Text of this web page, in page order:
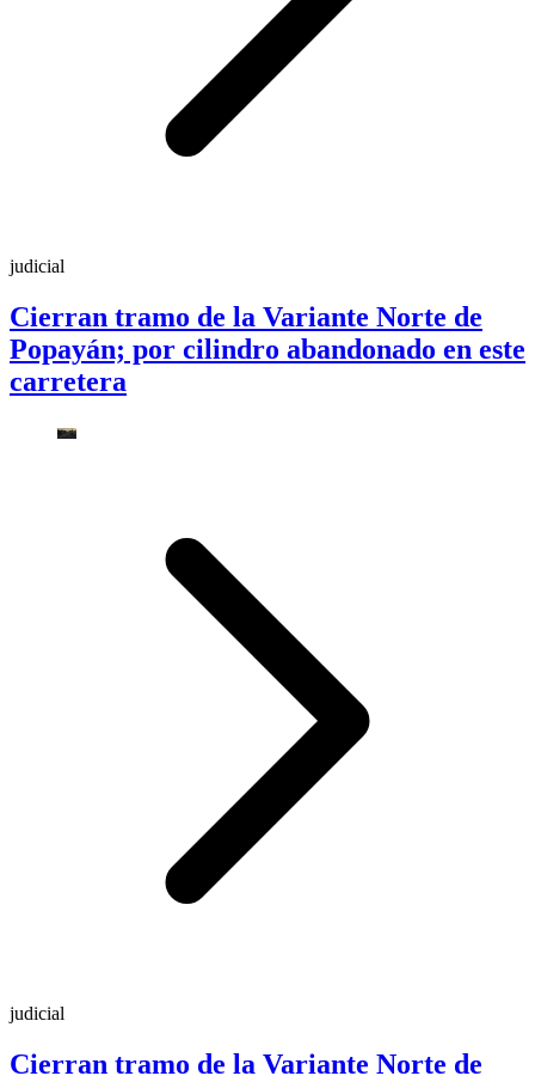
judicial
Cierran tramo de la Variante Norte de
Popayán; por cilindro abandonado en este
carretera
judicial
Cierran tramo de la Variante Norte de